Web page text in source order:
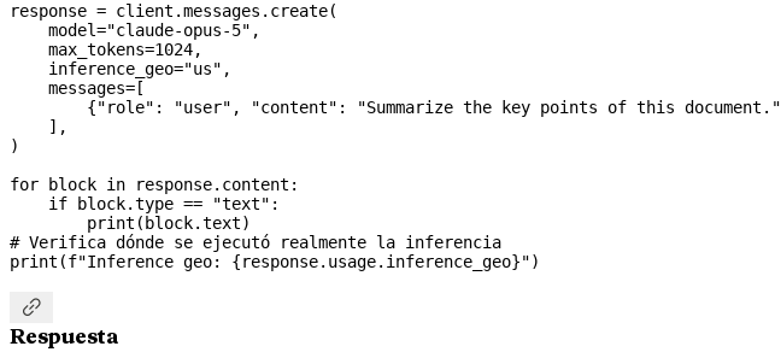
response = client.messages.create(
    model
="claude-opus-5" ,
    max_tokens
=1024,
    inference_geo
="us" ,
    messages
= [
        {
"role" : "user" , "content" : "Summarize the key points of this document."
    ],
)
for block in response.content:
    if
block.type == "text" :
        print
(block.text)
# Verifica dónde se ejecutó realmente la inferencia
print (f"Inference geo: {response.usage.inference_geo}")

Respuesta